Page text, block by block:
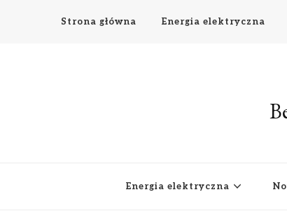
Strona główna Energia elektryczna
Energia elektryczna